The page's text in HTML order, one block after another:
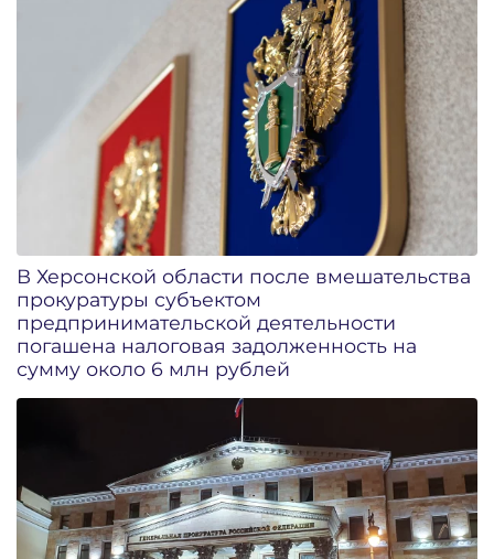
В Херсонской области после вмешательства
прокуратуры субъектом
предпринимательской деятельности
погашена налоговая задолженность на
сумму около 6 млн рублей